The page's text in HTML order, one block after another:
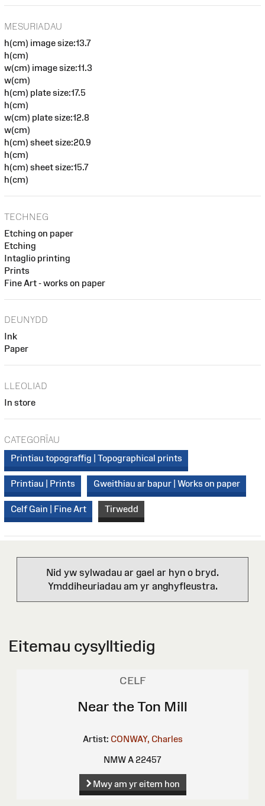
MESURIADAU
h(cm) image size:13.7
h(cm)
w(cm) image size:11.3
w(cm)
h(cm) plate size:17.5
h(cm)
w(cm) plate size:12.8
w(cm)
h(cm) sheet size:20.9
h(cm)
h(cm) sheet size:15.7
h(cm)
TECHNEG
Etching on paper
Etching
Intaglio printing
Prints
Fine Art - works on paper
DEUNYDD
Ink
Paper
LLEOLIAD
In store
CATEGORÏAU
Printiau topograffig | Topographical prints
Printiau | Prints Gweithiau ar bapur | Works on paper
Celf Gain | Fine Art Tirwedd
Nid yw sylwadau ar gael ar hyn o bryd.
Ymddiheuriadau am yr anghyfleustra.
Eitemau cysylltiedig
CELF
Near the Ton Mill
Artist: CONWAY, Charles
NMW A 22457
Mwy am yr eitem hon